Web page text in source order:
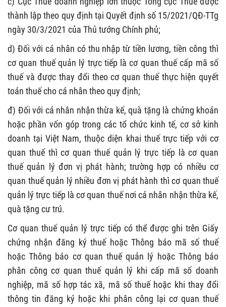
thành lập theo quy định tại Quyết định số 15/2021/QĐ-TTg
ngày 30/3/2021 của Thủ tướng Chính phủ;
d) Đối với cá nhân có thu nhập từ tiền lương, tiền công thì
cơ quan thuế quản lý trực tiếp là cơ quan thuế cấp mã số
thuế và được thay đổi theo cơ quan thuế thực hiện quyết
toán thuế cho cá nhân theo quy định;
đ) Đối với cá nhân nhận thừa kế, quà tặng là chứng khoán
hoặc phần vốn góp trong các tổ chức kinh tế, cơ sở kinh
doanh tại Việt Nam, thuộc diện khai thuế trực tiếp với cơ
quan thuế thì cơ quan thuế quản lý trực tiếp là cơ quan
thuế quản lý đơn vị phát hành; trường hợp có nhiều cơ
quan thuế quản lý nhiều đơn vị phát hành thì cơ quan thuế
quản lý trực tiếp là cơ quan thuế nơi cá nhân nhận thừa kế,
quà tặng cư trú.
Cơ quan thuếquản lý trực tiếp có thểđược ghi trên Giấy
chứng nhận đăng ký thuế hoặc Thông báo mã số thuế
hoặc Thông báo cơ quan thuế quản lý hoặc Thông báo
phân công cơ quan thuế quản lý khi cấp mã số doanh
nghiệp, mã số hợp tác xã, mã số thuế hoặc khi thay đổi
thông tin đăng ký hoặc khi phân công lại cơ quan thuế